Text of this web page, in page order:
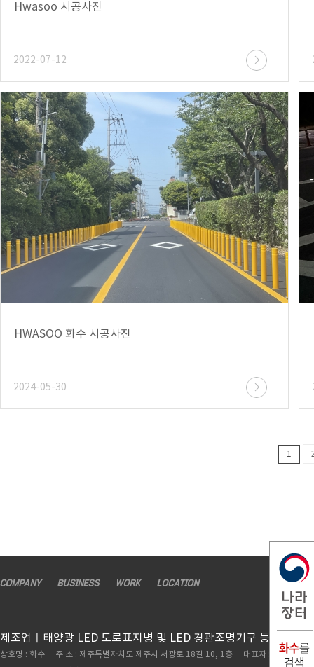
Hwasoo 시공사진
2022-07-12
HWASOO 화수 시공사진
2024-05-30
1
COMPANY BUSINESS WORK LOCATION
제조업ㅣ태양광 LED 도로표지병 및 LED 경관조명기구 등 도로시
상호명 : 화수 주 소 : 제주특별자치도 제주시 서광로 18길 10, 1층 대표자 : 고권하